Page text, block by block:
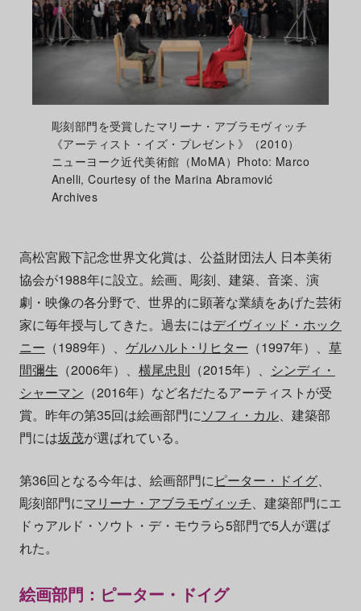
彫刻部門を受賞したマリーナ・アブラモヴィッチ
《アーティスト・イズ・プレゼント》（2010）
ニューヨーク近代美術館（MoMA）Photo: Marco
Anelli, Courtesy of the Marina Abramović
Archives
高松宮殿下記念世界文化賞は、公益財団法人 日本美術
協会が1988年に設立。絵画、彫刻、建築、音楽、演
劇・映像の各分野で、世界的に顕著な業績をあげた芸術
家に毎年授与してきた。過去にはデイヴィッド・ホック
ニー （1989年）、 ゲルハルト･リヒター （1997年）、 草
間彌生 （2006年）、 横尾忠則 （2015年）、 シンディ・
シャーマン （2016年）など名だたるアーティストが受
賞。昨年の第35回は絵画部門にソフィ・カル、建築部
門には坂茂が選ばれている。
第36回となる今年は、絵画部門に ピーター・ドイグ、
彫刻部門にマリーナ・アブラモヴィッチ 、建築部門にエ
ドゥアルド・ソウト・デ・モウラら5部門で5人が選ば
れた。
絵画部門：ピーター・ドイグ